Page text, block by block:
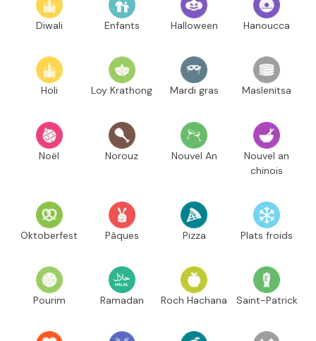
Diwali Enfants Halloween Hanoucca
Holi Loy Krathong Mardi gras Maslenitsa
Noël Norouz Nouvel An
Nouvel an
chinois
Oktoberfest Pâques Pizza Plats froids
Pourim Ramadan Roch Hachana Saint-Patrick